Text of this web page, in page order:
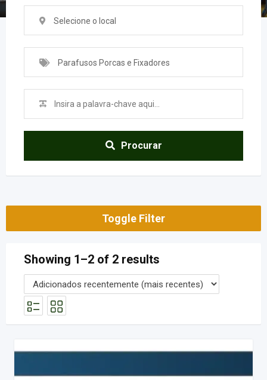
Selecione o local
Parafusos Porcas e Fixadores
Procurar
Toggle Filter
Showing 1–2 of 2 results